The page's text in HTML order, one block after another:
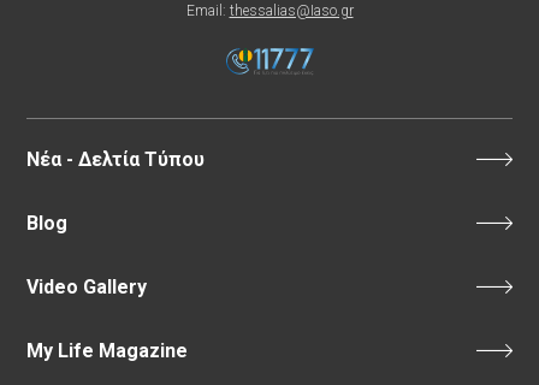
Email: thessalias@Iaso.gr
Νέα - Δελτία Τύπου
Blog
Video Gallery
My Life Magazine